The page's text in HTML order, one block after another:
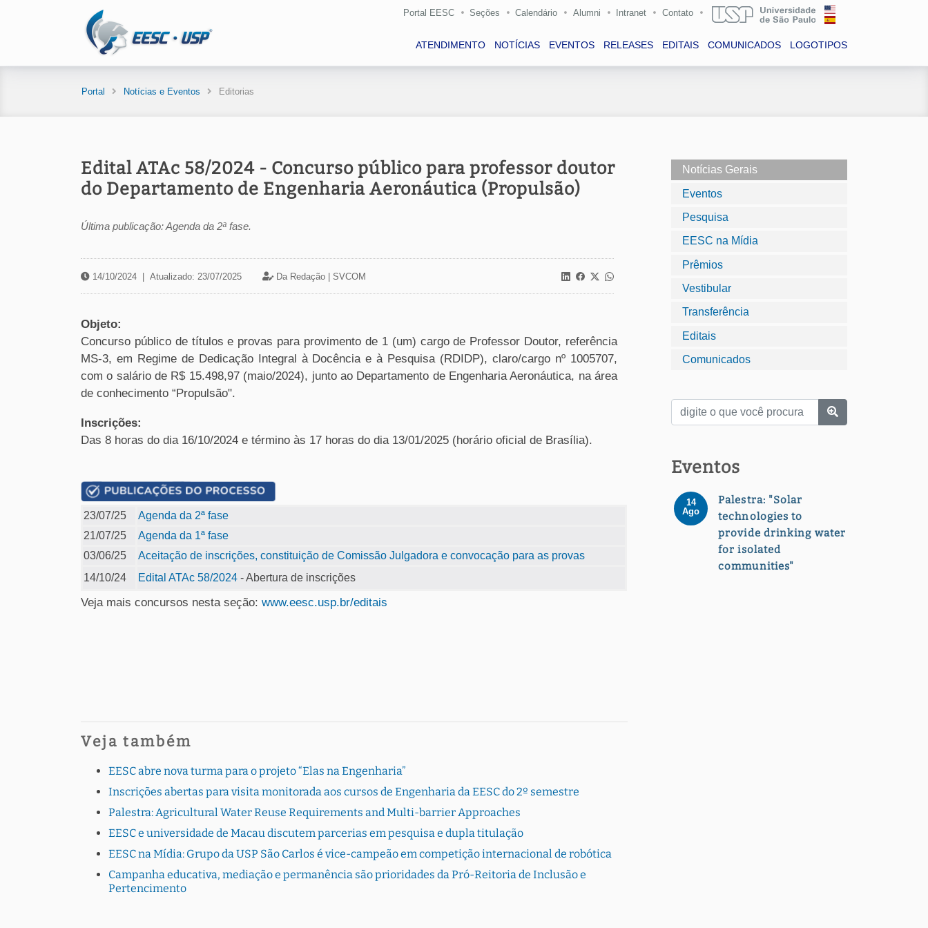
Portal EESC Seções Calendário Alumni Intranet Contato
ATENDIMENTO NOTÍCIAS EVENTOS RELEASES EDITAIS COMUNICADOS LOGOTIPOS
Portal Notícias e Eventos Editorias
Edital ATAc 58/2024 - Concurso público para professor doutor
do Departamento de Engenharia Aeronáutica (Propulsão)
Última publicação: Agenda da 2ª fase.
14/10/2024 Atualizado: 23/07/2025 Da Redação | SVCOM
Objeto:
Concurso público de títulos e provas para provimento de 1 (um) cargo de Professor Doutor, referência
MS-3, em Regime de Dedicação Integral à Docência e à Pesquisa (RDIDP), claro/cargo nº 1005707,
com o salário de R$ 15.498,97 (maio/2024), junto ao Departamento de Engenharia Aeronáutica, na área
de conhecimento “Propulsão".
Inscrições:
Das 8 horas do dia 16/10/2024 e término às 17 horas do dia 13/01/2025 (horário oficial de Brasília).
23/07/25
Agenda da 2ª fase
21/07/25
Agenda da 1ª fase
03/06/25
Aceitação de inscrições, constituição de Comissão Julgadora e convocação para as provas
14/10/24
Edital ATAc 58/2024 - Abertura de inscrições
Veja mais concursos nesta seção: www.eesc.usp.br/editais
Veja também
EESC abre nova turma para o projeto “Elas na Engenharia”
Inscrições abertas para visita monitorada aos cursos de Engenharia da EESC do 2º semestre
Palestra: Agricultural Water Reuse Requirements and Multi-barrier Approaches
EESC e universidade de Macau discutem parcerias em pesquisa e dupla titulação
EESC na Mídia: Grupo da USP São Carlos é vice-campeão em competição internacional de robótica
Campanha educativa, mediação e permanência são prioridades da Pró-Reitoria de Inclusão e
Pertencimento
Notícias Gerais
Eventos
Pesquisa
EESC na Mídia
Prêmios
Vestibular
Transferência
Editais
Comunicados
Eventos
14
Ago
Palestra: "Solar
technologies to
provide drinking water
for isolated
communities"